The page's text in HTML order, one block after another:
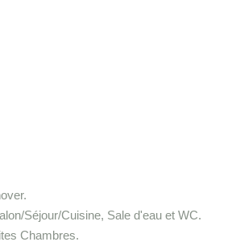
Séjour/Cuisine, Sale d'eau et WC.
Chambres.